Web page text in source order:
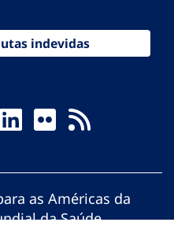
indevidas
as Américas da
da Saúde